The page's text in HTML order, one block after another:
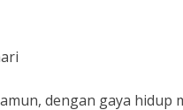
dengan gaya hidup